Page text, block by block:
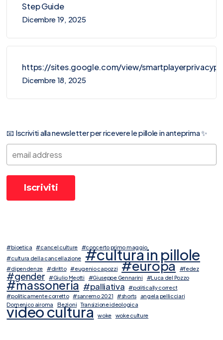
Step Guide
Dicembre 19, 2025
https://sites.google.com/view/
Dicembre 18, 2025
📧 Iscriviti alla newsletter per ricevere le pillole in anteprima ✨
#bioetica #cancel culture
#concerto primo maggio
#cultura della cancellazione #cultura in pillole
#dipendenze #diritto #eugenio capozzi #europa #fedez
#gender #Giulio Meotti #Giuseppe Gennarini #Luca del Pozzo
#massoneria #palliativa
#politically correct
#politicamente corretto #sanremo 2021 #shorts
angela pellicciari
Domenico airoma
Elezioni Transizione ideologica
video cultura woke woke culture